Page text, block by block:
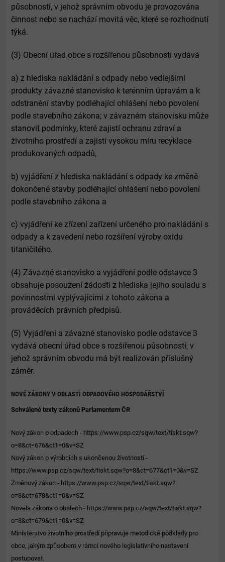
působností, v jehož správním obvodu je provozována
činnost nebo se nachází movitá věc, které se rozhodnutí
týká.
(3) Obecní úřad obce s rozšířenou působností vydává
a) z hlediska nakládání s odpady nebo vedlejšími
produkty závazné stanovisko k terénním úpravám a k
odstranění stavby podléhající ohlášení nebo povolení
podle stavebního zákona; v závazném stanovisku může
stanovit podmínky, které zajistí ochranu zdraví a
životního prostředí a zajistí vysokou míru recyklace
produkovaných odpadů,
b) vyjádření z hlediska nakládání s odpady ke změně
dokončené stavby podléhající ohlášení nebo povolení
podle stavebního zákona a
c) vyjádření ke zřízení zařízení určeného pro nakládání s
odpady a k zavedení nebo rozšíření výroby oxidu
titaničitého.
(4) Závazné stanovisko a vyjádření podle odstavce 3
obsahuje posouzení žádosti z hlediska jejího souladu s
povinnostmi vyplývajícími z tohoto zákona a
prováděcích právních předpisů.
(5) Vyjádření a závazné stanovisko podle odstavce 3
vydává obecní úřad obce s rozšířenou působností, v
jehož správním obvodu má být realizován příslušný
záměr.
NOVÉ ZÁKONY V OBLASTI ODPADOVÉHO HOSPODÁŘSTVÍ
Schválené texty zákonů Parlamentem ČR
Nový zákon o odpadech - https://www.psp.cz/sqw/text/tiskt.sqw?
o=8&ct=676&ct1=0&v=SZ
Nový zákon o výrobcích s ukončenou životností -
https://www.psp.cz/sqw/text/tiskt.sqw?o=8&ct=677&ct1=0&v=SZ
Změnový zákon - https://www.psp.cz/sqw/text/tiskt.sqw?
o=8&ct=678&ct1=0&v=SZ
Novela zákona o obalech - https://www.psp.cz/sqw/text/tiskt.sqw?
o=8&ct=679&ct1=0&v=SZ
Ministerstvo životního prostředí připravuje metodické podklady pro
obce, jakým způsobem v rámci nového legislativního nastavení
postupovat.